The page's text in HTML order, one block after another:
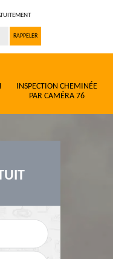
INSPECTION CHEMINÉE
PAR CAMÉRA 76